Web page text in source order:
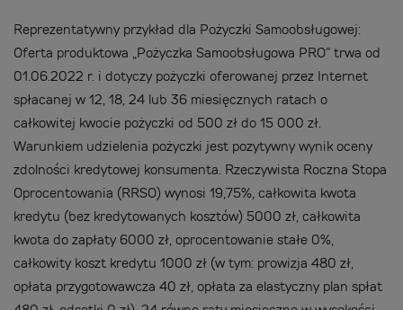
Reprezentatywny przykład dla Pożyczki Samoobsługowej:
Oferta produktowa „Pożyczka Samoobsługowa PRO” trwa od
01.06.2022 r. i dotyczy pożyczki oferowanej przez Internet
spłacanej w 12, 18, 24 lub 36 miesięcznych ratach o
całkowitej kwocie pożyczki od 500 zł do 15 000 zł.
Warunkiem udzielenia pożyczki jest pozytywny wynik oceny
zdolności kredytowej konsumenta. Rzeczywista Roczna Stopa
Oprocentowania (RRSO) wynosi 19,75%, całkowita kwota
kredytu (bez kredytowanych kosztów) 5000 zł, całkowita
kwota do zapłaty 6000 zł, oprocentowanie stałe 0%,
całkowity koszt kredytu 1000 zł (w tym: prowizja 480 zł,
opłata przygotowawcza 40 zł, opłata za elastyczny plan spłat